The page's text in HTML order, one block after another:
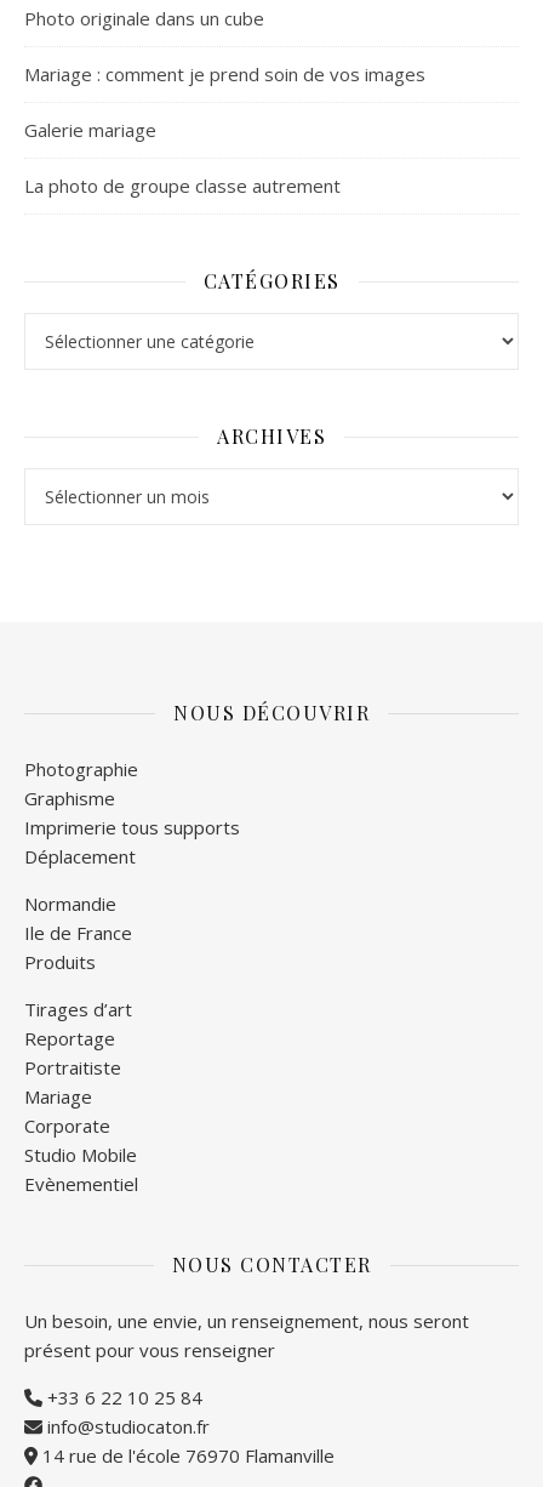
Photo originale dans un cube
Mariage : comment je prend soin de vos images
Galerie mariage
La photo de groupe classe autrement
CATÉGORIES
ARCHIVES
NOUS DÉCOUVRIR
Photographie
Graphisme
Imprimerie tous supports
Déplacement
Normandie
Ile de France
Produits
Tirages d’art
Reportage
Portraitiste
Mariage
Corporate
Studio Mobile
Evènementiel
NOUS CONTACTER
Un besoin, une envie, un renseignement, nous seront
présent pour vous renseigner
+33 6 22 10 25 84
info@studiocaton.fr
14 rue de l'école 76970 Flamanville